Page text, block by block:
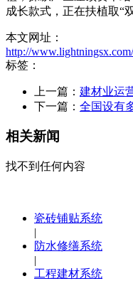
成长款式，正在扶植取“
本文网址：
http://
标签：
上一篇： 建材业运
下一篇： 全国设有
相关新闻
找不到任何内容
瓷砖铺贴系统
|
防水修缮系统
|
工程建材系统